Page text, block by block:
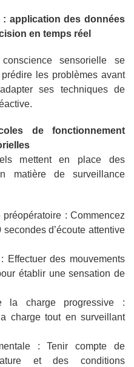
application des données
en temps réel
sensorielle se
les problèmes avant
ses techniques de
de fonctionnement
mettent en place des
matière de surveillance
: Commencez
d’écoute attentive
Effectuer des mouvements
établir une sensation de
la charge progressive :
charge tout en surveillant
: Tenir compte de
et des conditions